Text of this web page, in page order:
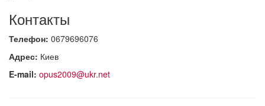
Контакты
Телефон: 0679696076
Адрес: Киев
E-mail: opus2009@ukr.net